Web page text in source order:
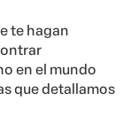
te hagan
en el mundo
que detallamos